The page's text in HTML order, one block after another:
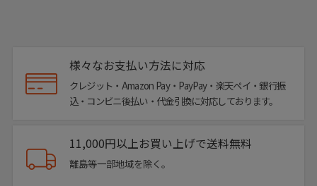
様々なお支払い方法に対応
クレジット・Amazon Pay・PayPay・楽天ペイ・銀行振
込・コンビニ後払い・代金引換に対応しております。
11,000円以上お買い上げで送料無料
離島等一部地域を除く。